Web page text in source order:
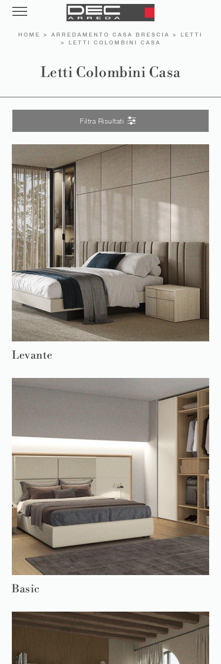
HOME > ARREDAMENTO CASA BRESCIA > LETTI
>
LETTI COLOMBINI CASA
Letti Colombini Casa
Filtra Risultati
Levante
Basic